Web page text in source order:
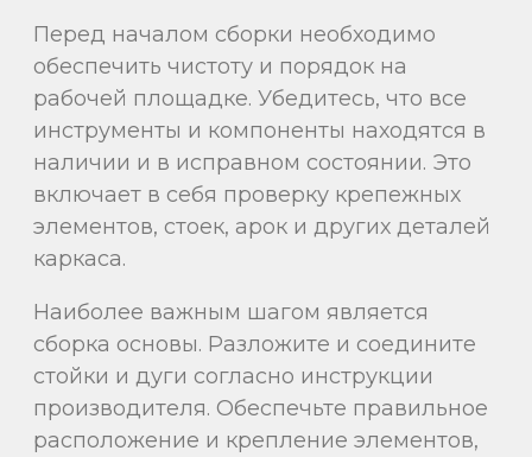
Перед началом сборки необходимо
обеспечить чистоту и порядок на
рабочей площадке. Убедитесь, что все
инструменты и компоненты находятся в
наличии и в исправном состоянии. Это
включает в себя проверку крепежных
элементов, стоек, арок и других деталей
каркаса.
Наиболее важным шагом является
сборка основы. Разложите и соедините
стойки и дуги согласно инструкции
производителя. Обеспечьте правильное
расположение и крепление элементов,